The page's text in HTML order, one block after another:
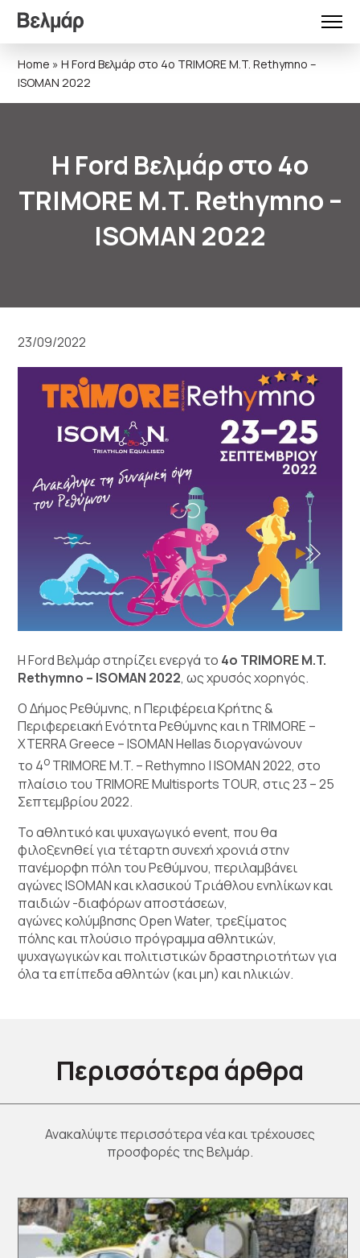
Home » Η Ford Βελμάρ στο 4ο TRIMORE M.T. Rethymno –
ISOMAN 2022
Η Ford Βελμάρ στο 4ο
TRIMORE M.T. Rethymno –
ISOMAN 2022
23/09/2022
Η Ford Βελμάρ στηρίζει ενεργά το 4ο TRIMORE M.T.
Rethymno – ISOMAN 2022, ως χρυσός χορηγός.
Ο Δήμος Ρεθύμνης, η Περιφέρεια Κρήτης &
Περιφερειακή Ενότητα Ρεθύμνης και η TRIMORE –
XTERRA Greece – ISOMAN Hellas διοργανώνουν
το 4ο TRIMORE M.T. – Rethymno | ISOMAN 2022, στο
πλαίσιο του TRIMORE Multisports TOUR, στις 23 – 25
Σεπτεμβρίου 2022.
To αθλητικό και ψυχαγωγικό event, που θα
φιλοξενηθεί για τέταρτη συνεχή χρονιά στην
πανέμορφη πόλη του Ρεθύμνου, περιλαμβάνει
αγώνες ISOMAN και κλασικού Τριάθλου ενηλίκων και
παιδιών -διαφόρων αποστάσεων,
αγώνες κολύμβησης Open Water, τρεξίματος
πόλης και πλούσιο πρόγραμμα αθλητικών,
ψυχαγωγικών και πολιτιστικών δραστηριοτήτων για
όλα τα επίπεδα αθλητών (και μη) και ηλικιών.
Περισσότερα άρθρα
Ανακαλύψτε περισσότερα νέα και τρέχουσες
προσφορές της Βελμάρ.